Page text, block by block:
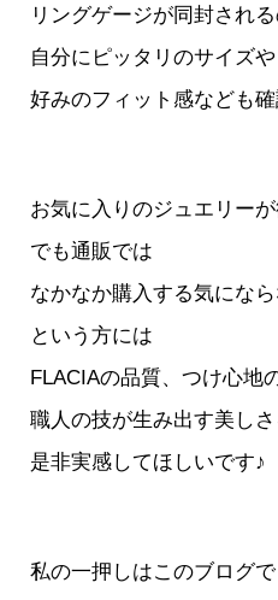
リングゲージが同封され
自分にピッタリのサイズや
好みのフィット感なども
お気に入りのジュエリー
でも通販では
なかなか購入する気にな
という方には
FLACIAの品質、つけ心地
職人の技が生み出す美し
是非実感してほしいです♪
私の一押しはこのブログで